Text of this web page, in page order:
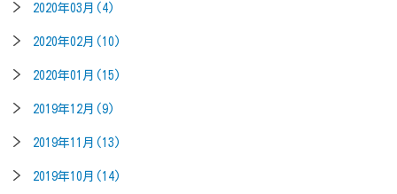
2020年03月(4)
2020年02月(10)
2020年01月(15)
2019年12月(9)
2019年11月(13)
2019年10月(14)